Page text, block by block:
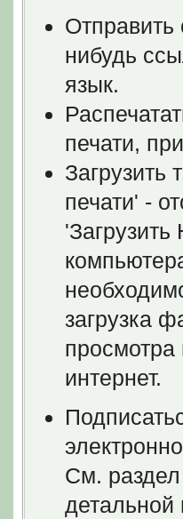
нибудь
язык.
печати,
печати' -
загрузка
интернет.
См.